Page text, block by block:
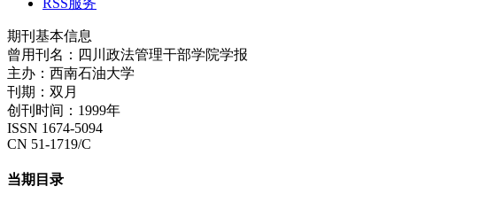
RSS服务
期刊基本信息
曾用刊名：四川政法管理干部学院学报
主办：西南石油大学
刊期：双月
创刊时间：1999年
ISSN 1674-5094
CN 51-1719/C
当期目录